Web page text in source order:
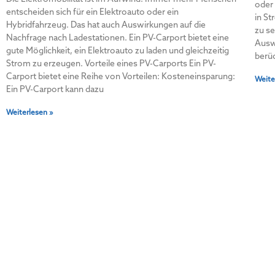
entscheiden sich für ein Elektroauto oder ein
Hybridfahrzeug. Das hat auch Auswirkungen auf die
Nachfrage nach Ladestationen. Ein PV-Carport bietet eine
gute Möglichkeit, ein Elektroauto zu laden und gleichzeitig
Strom zu erzeugen. Vorteile eines PV-Carports Ein PV-
Carport bietet eine Reihe von Vorteilen: Kosteneinsparung:
Ein PV-Carport kann dazu
Weiterlesen »
oder
in
zu